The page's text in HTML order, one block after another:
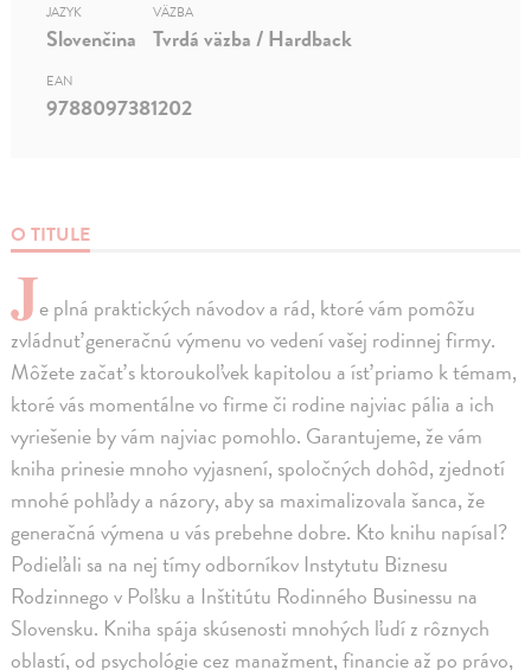
O TITULE
Je plná praktických návodov a rád, ktoré vám pomôžu
zvládnuť generačnú výmenu vo vedení vašej rodinnej firmy.
Môžete začať s ktoroukoľvek kapitolou a ísť priamo k témam,
ktoré vás momentálne vo firme či rodine najviac pália a ich
vyriešenie by vám najviac pomohlo. Garantujeme, že vám
kniha prinesie mnoho vyjasnení, spoločných dohôd, zjednotí
mnohé pohľady a názory, aby sa maximalizovala šanca, že
generačná výmena u vás prebehne dobre. Kto knihu napísal?
Podieľali sa na nej tímy odborníkov Instytutu Biznesu
Rodzinnego v Poľsku a Inštitútu Rodinného Businessu na
Slovensku. Kniha spája skúsenosti mnohých ľudí z rôznych
oblastí, od psychológie cez manažment, financie až po právo,
JAZYK
Slovenčina
VÄZBA
Tvrdá väzba / Hardback
EAN
9788097381202